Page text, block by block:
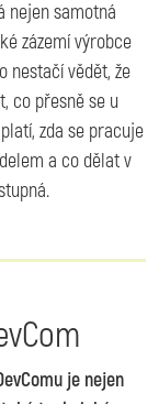
nejen samotná
zázemí výrobce
nestačí vědět, že
co přesně se u
zda se pracuje
a co dělat v
je nejen